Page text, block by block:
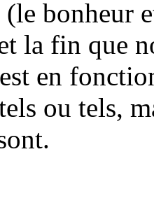
bonheur
la fin que
en
ou tels,